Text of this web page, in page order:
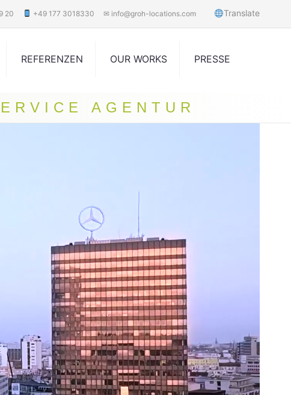
20 +49 177 3018330 ✉ info@groh-locations.com Translate
REFERENZEN OUR WORKS PRESSE
AGENTUR